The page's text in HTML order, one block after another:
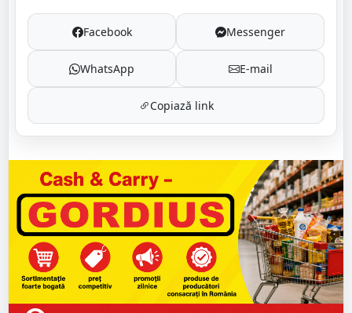
Facebook Messenger
WhatsApp E-mail
Copiază link